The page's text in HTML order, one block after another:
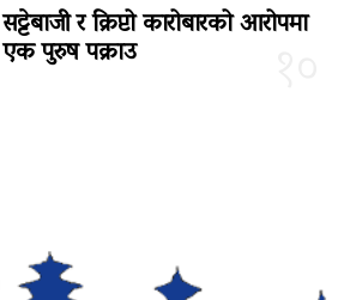
सट्टेबाजी र क्रिप्टो कारोबारको आरोपमा
एक पुरुष पक्राउ